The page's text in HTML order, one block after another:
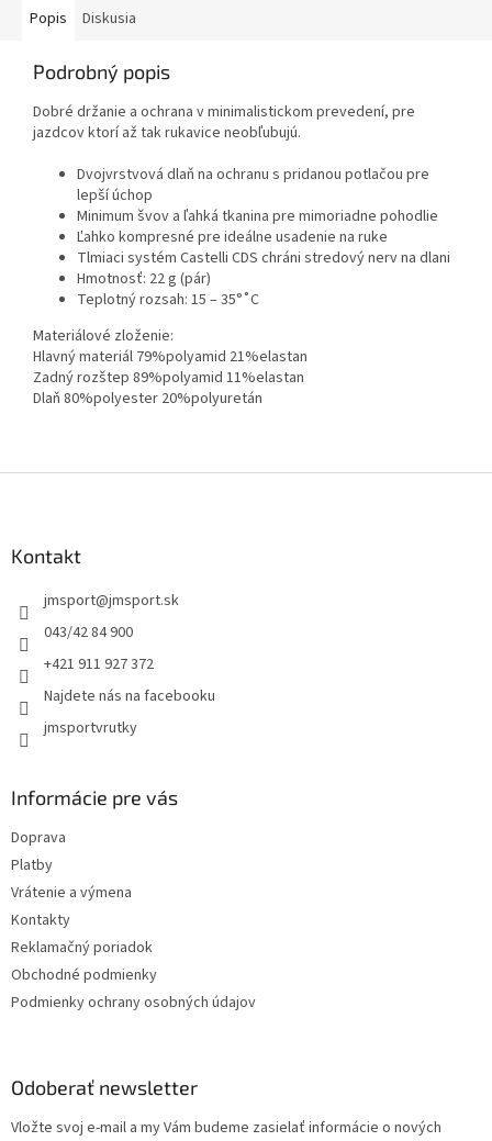
Popis Diskusia
Podrobný popis
Dobré držanie a ochrana v minimalistickom prevedení, pre
jazdcov ktorí až tak rukavice neobľubujú.
Dvojvrstvová dlaň na ochranu s pridanou potlačou pre
lepší úchop
Minimum švov a ľahká tkanina pre mimoriadne pohodlie
Ľahko kompresné pre ideálne usadenie na ruke
Tlmiaci systém Castelli CDS chráni stredový nerv na dlani
Hmotnosť: 22 g (pár)
Teplotný rozsah: 15 – 35°˚C
Materiálové zloženie:
Hlavný materiál 79%polyamid 21%elastan
Zadný rozštep 89%polyamid 11%elastan
Dlaň 80%polyester 20%polyuretán
Kontakt
jmsport@jmsport.sk
043/42 84 900
+421 911 927 372
Najdete nás na facebooku
jmsportvrutky
Informácie pre vás
Doprava
Platby
Vrátenie a výmena
Kontakty
Reklamačný poriadok
Obchodné podmienky
Podmienky ochrany osobných údajov
Odoberať newsletter
Vložte svoj e-mail a my Vám budeme zasielať informácie o nových